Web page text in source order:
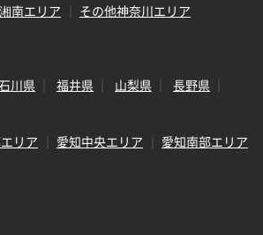
湘南エリア その他神奈川エリア
川県 福井県 山梨県
長野県
リア 愛知中央エリア
愛知南部エリア